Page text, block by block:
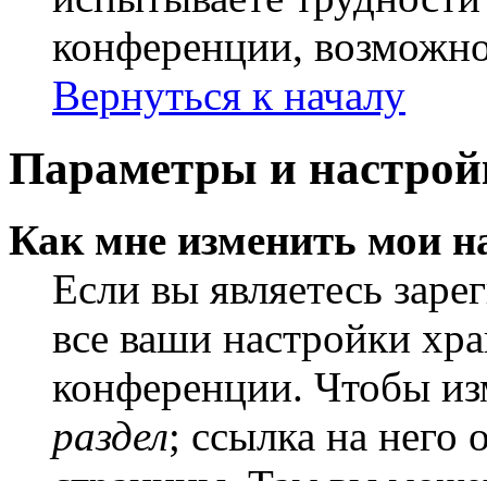
конференции,
Вернуться к началу
Параметры и
Как мне изменить мои
Если вы являетесь
все ваши настройки
конференции. Чтобы
раздел; ссылка на него